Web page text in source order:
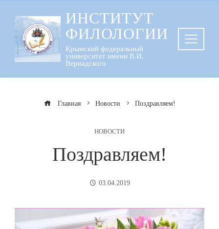
содержанию
ИНСТИТУТ
ФИЛОЛОГИИ
Крымский федеральный
университет имени В.И.
Вернадского
Главная Новости Поздравляем!
НОВОСТИ
Поздравляем!
03.04.2019